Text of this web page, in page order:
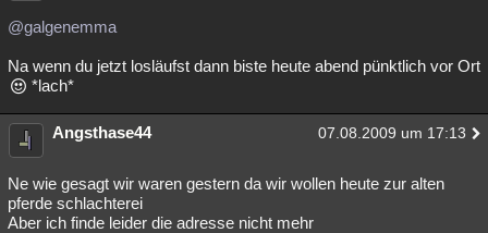
@galgenemma
Na wenn du jetzt losläufst dann biste heute abend pünktlich vor Ort
*lach*
Angsthase44 07.08.2009 um 17:13
Ne wie gesagt wir waren gestern da wir wollen heute zur alten
pferde schlachterei
Aber ich finde leider die adresse nicht mehr